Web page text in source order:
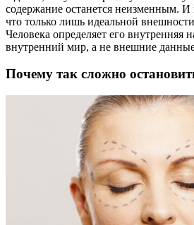
содержание останется неизменным.
что только лишь идеальной
Человека определяет его внутренняя
внутренний мир, а не внешние
Почему так сложно